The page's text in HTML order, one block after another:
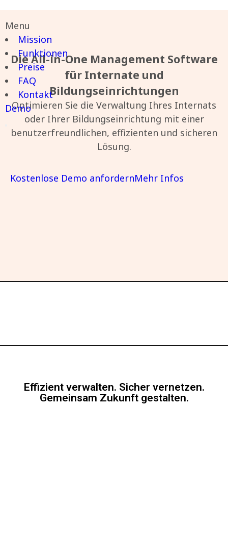
Menu
Mission
Funktionen
Preise
FAQ
Kontakt
Demo
Die All-in-One Management Software
für Internate und
Bildungseinrichtungen
Optimieren Sie die Verwaltung Ihres Internats
oder Ihrer Bildungseinrichtung mit einer
benutzerfreundlichen, effizienten und sicheren
Lösung.
Kostenlose Demo anfordernMehr Infos
Effizient verwalten. Sicher vernetzen.
Gemeinsam Zukunft gestalten.